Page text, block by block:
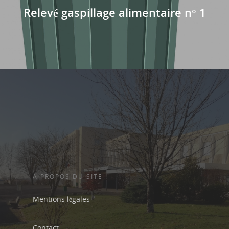
Relevé gaspillage alimentaire n° 1
A PROPOS DU SITE
Mentions légales
Le règlement de la
restauration